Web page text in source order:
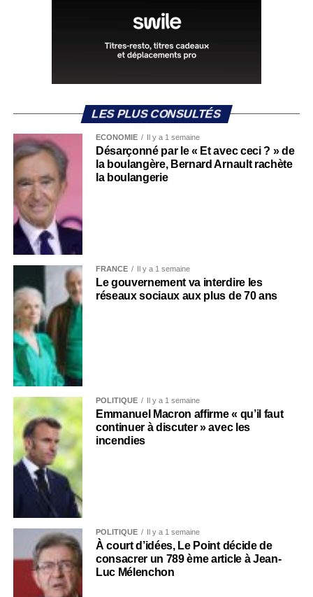
LES PLUS CONSULTÉS
ECONOMIE Il y a 1 semaine
Désarçonné par le « Et avec ceci ? » de
la boulangère, Bernard Arnault rachète
la boulangerie
FRANCE Il y a 1 semaine
Le gouvernement va interdire les
réseaux sociaux aux plus de 70 ans
POLITIQUE Il y a 1 semaine
Emmanuel Macron affirme « qu’il faut
continuer à discuter » avec les
incendies
POLITIQUE Il y a 1 semaine
À court d’idées, Le Point décide de
consacrer un 789 ème article à Jean-
Luc Mélenchon